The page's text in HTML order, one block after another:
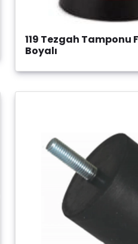
119 Tezgah Tamponu
Boyalı